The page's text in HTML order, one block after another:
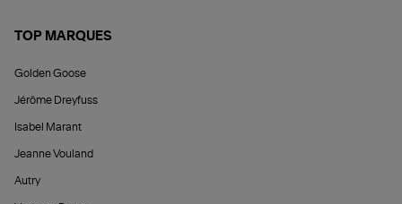
TOP MARQUES
Golden Goose
Jérôme Dreyfuss
Isabel Marant
Jeanne Vouland
Autry